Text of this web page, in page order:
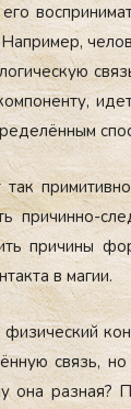
при­чин­но-
при­чины
в ма­гии.
связь, но
она раз­ная?